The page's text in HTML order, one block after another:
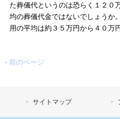
た葬儀代というのは恐らく１２０
均の葬儀代金ではないでしょうか
用の平均は約３５万円から４０万
« 前のページ
サイトマップ